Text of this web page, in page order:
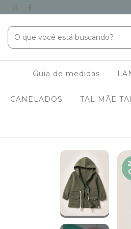
Guia de medidas
CANELADOS TAL MÃE